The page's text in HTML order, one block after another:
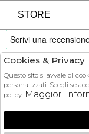
STORE
PAYMENTS
COURIER
Cookies & Privacy
Questo sito si avvale di
personalizzati. Scegli se
policy. Maggiori